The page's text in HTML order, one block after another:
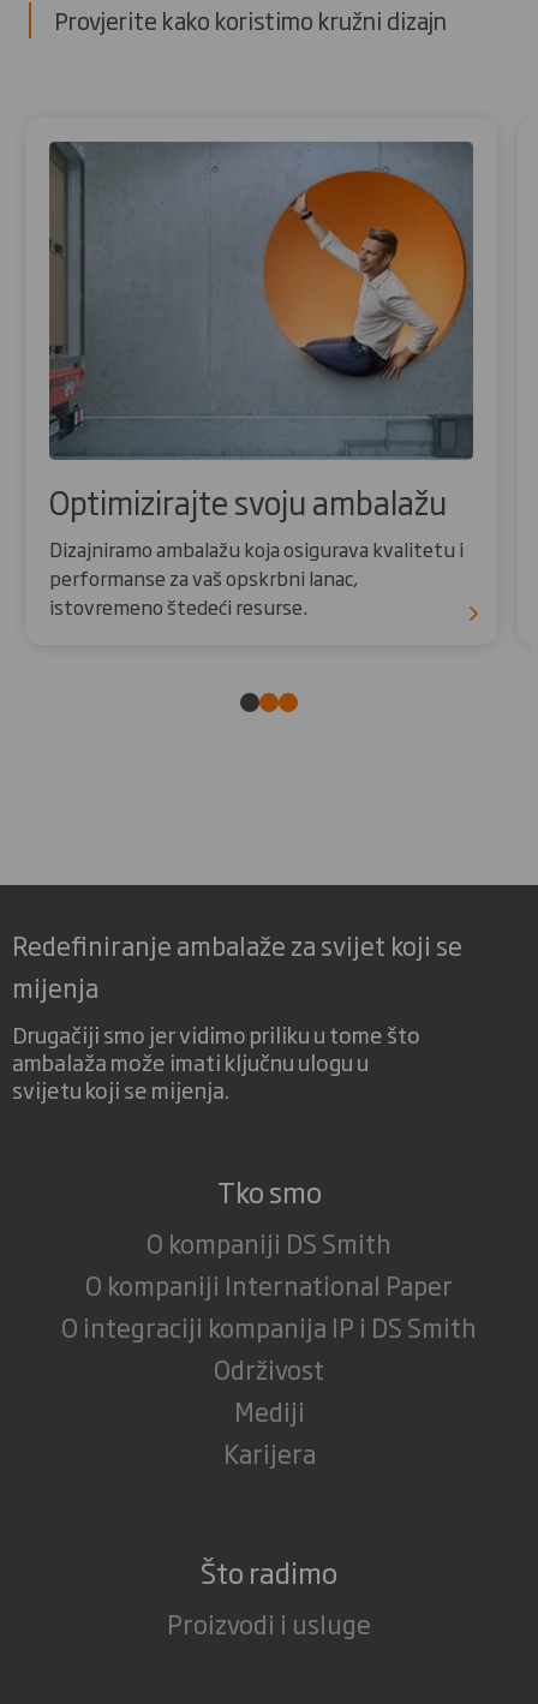
Provjerite kako koristimo kružni dizajn
Optimizirajte svoju ambalažu
Dizajniramo ambalažu koja osigurava kvalitetu i
performanse za vaš opskrbni lanac,
istovremeno štedeći resurse.
Redefiniranje ambalaže za svijet koji se
mijenja
Drugačiji smo jer vidimo priliku u tome što
ambalaža može imati ključnu ulogu u
svijetu koji se mijenja.
Tko smo
O kompaniji DS Smith
O kompaniji International Paper
O integraciji kompanija IP i DS Smith
Održivost
Mediji
Karijera
Što radimo
Proizvodi i usluge